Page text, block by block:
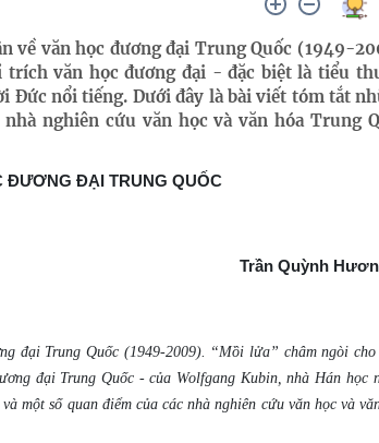
về văn học đương đại Trung Quốc (1949-
văn học đương đại - đặc biệt là tiểu
Đức nổi tiếng. Dưới đây là bài viết tóm tắt
nghiên cứu văn học và văn hóa Trung
ĐƯƠNG ĐẠI TRUNG QUỐC
Trần Quỳnh
đại Trung Quốc (1949-2009). “Mồi lửa” châm ngòi cho
đại Trung Quốc - của Wolfgang Kubin, nhà Hán học
số quan điểm của các nhà nghiên cứu văn học và